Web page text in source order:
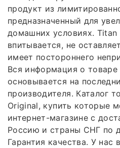
продукт из
предназначенный для
домашних условиях. Titan
впитывается, не
имеет постороннего
Вся информация о товаре
основывается на
производителя. Каталог
Original, купить которые
интернет-магазине с
Россию и страны СНГ по
Гарантия качества. У нас